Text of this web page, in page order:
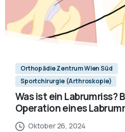
Orthopädie Zentrum Wien Süd
Sportchirurgie (Arthroskopie)
Was ist ein Labrumriss?
Operation eines
Oktober 26, 2024